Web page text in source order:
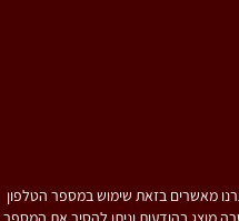
מאשרים בזאת שימוש במספר הטלפון